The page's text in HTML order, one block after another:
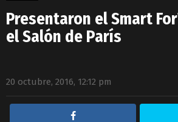
Presentaron el Smart
el Salón de París
20 octubre, 2016, 12:12 pm